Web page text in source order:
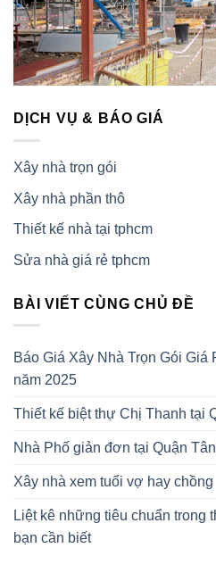
DỊCH VỤ & BÁO GIÁ
Xây nhà trọn gói
Xây nhà phần thô
Thiết kế nhà tại tphcm
Sửa nhà giá rẻ tphcm
BÀI VIẾT CÙNG CHỦ ĐỀ
Báo Giá Xây Nhà Trọn Gói Giá
năm 2025
Thiết kế biệt thự Chị Thanh tại
Nhà Phố giản đơn tại Quận
Xây nhà xem tuổi vợ hay chồng
Liệt kê những tiêu chuẩn trong
bạn cần biết